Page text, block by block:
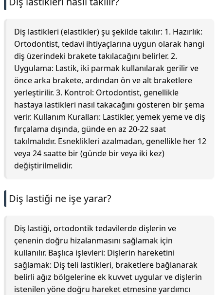
Diş lastikleri (elastikler) şu şekilde takılır: 1. Hazırlık:
Ortodontist, tedavi ihtiyaçlarına uygun olarak hangi
diş üzerindeki brakete takılacağını belirler. 2.
Uygulama: Lastik, iki parmak kullanılarak gerilir ve
önce arka brakete, ardından ön ve alt braketlere
yerleştirilir. 3. Kontrol: Ortodontist, genellikle
hastaya lastikleri nasıl takacağını gösteren bir şema
verir. Kullanım Kuralları: Lastikler, yemek yeme ve diş
fırçalama dışında, günde en az 20-22 saat
takılmalıdır. Esneklikleri azalmadan, genellikle her 12
veya 24 saatte bir (günde bir veya iki kez)
değiştirilmelidir.
Diş lastiği ne işe yarar?
Diş lastiği, ortodontik tedavilerde dişlerin ve
çenenin doğru hizalanmasını sağlamak için
kullanılır. Başlıca işlevleri: Dişlerin hareketini
sağlamak: Diş teli lastikleri, braketlere bağlanarak
belirli ağız bölgelerine ek kuvvet uygular ve dişlerin
istenilen yöne doğru hareket etmesine yardımcı